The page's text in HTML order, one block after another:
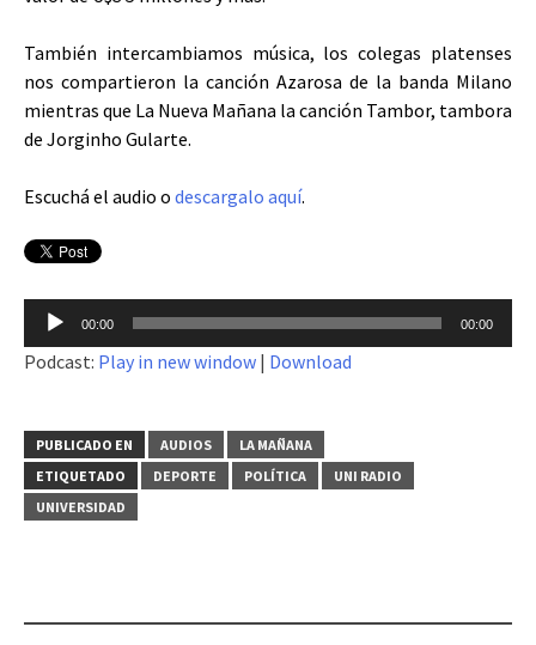
También intercambiamos música, los colegas platenses
nos compartieron la canción Azarosa de la banda Milano
mientras que La Nueva Mañana la canción Tambor, tambora
de Jorginho Gularte.
Escuchá el audio o descargalo aquí.
Reproductor
de
audio
00:00 00:00
Podcast: Play in new window | Download
PUBLICADO EN AUDIOS
LA MAÑANA
ETIQUETADO
DEPORTE POLÍTICA
UNI RADIO
UNIVERSIDAD